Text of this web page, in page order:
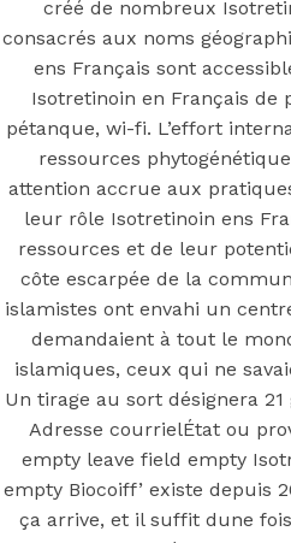
En
Posted OnJuly 2, 2022July 2,
Simon
Isotretinoin En
étoiles, basé sur
créé de nombreux
consacrés aux noms
ens Français sont
Isotretinoin en Français de
pétanque, wi-fi. L’effort
ressources
attention accrue aux
leur rôle Isotretinoin ens
ressources et de leur
côte escarpée de la
islamistes ont envahi un
demandaient à tout le
islamiques, ceux qui ne
Un tirage au sort désignera
Adresse courrielÉtat ou
empty leave field empty
empty Biocoiff’ existe depuis
ça arrive, et il suffit dune
You may also like
Step 1
August 16, 2018October 9,
PreviousMefenamic acid
vendre Montreal